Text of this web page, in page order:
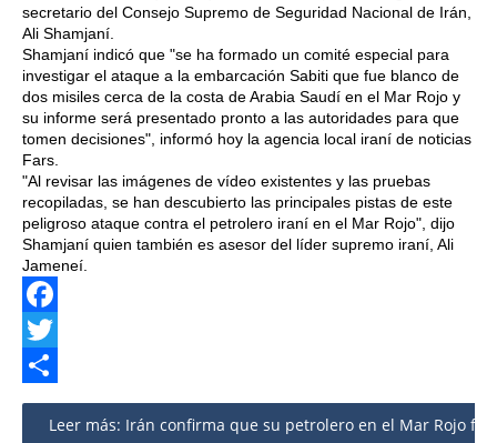
secretario del Consejo Supremo de Seguridad Nacional de Irán,
Ali Shamjaní.
Shamjaní indicó que "se ha formado un comité especial para
investigar el ataque a la embarcación Sabiti que fue blanco de
dos misiles cerca de la costa de Arabia Saudí en el Mar Rojo y
su informe será presentado pronto a las autoridades para que
tomen decisiones", informó hoy la agencia local iraní de noticias
Fars.
"Al revisar las imágenes de vídeo existentes y las pruebas
recopiladas, se han descubierto las principales pistas de este
peligroso ataque contra el petrolero iraní en el Mar Rojo", dijo
Shamjaní quien también es asesor del líder supremo iraní, Ali
Jameneí.
Facebook
Twitter
Share
Leer más: Irán confirma que su petrolero en el Mar Rojo